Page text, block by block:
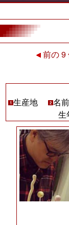
前の 9
生産地
名